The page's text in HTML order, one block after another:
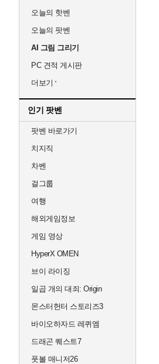
오늘의 핫벤
오늘의 팟벤
AI 그림 그리기
PC 견적 게시판
더보기
인기 팟벤
팟벤 바로가기
치지직
차벤
걸그룹
여행
해외게임정보
게임 영상
HyperX OMEN
브이 라이징
일곱 개의 대죄: Origin
몬스터헌터 스토리즈3
바이오하자드 레퀴엠
드래곤 퀘스트7
풋볼 매니저26